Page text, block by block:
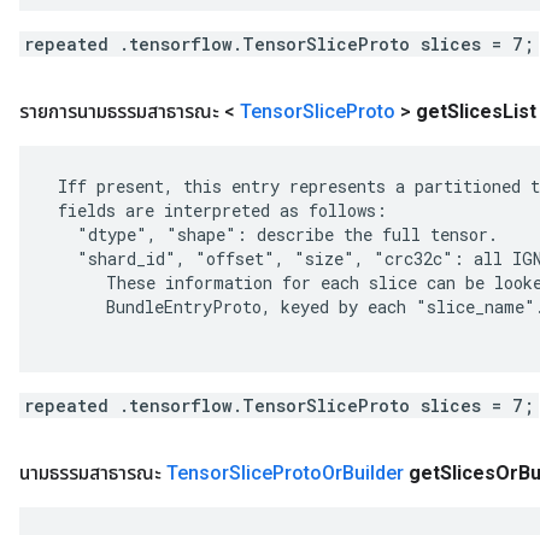
repeated .tensorflow.TensorSliceProto slices = 7;
รายการนามธรรมสาธารณะ < TensorSliceProto > getSlicesList
Iff present, this entry represents a partitioned
fields are interpreted as follows:
   "dtype", "shape": describe the full tensor.
"shard_id", "offset", "size", "crc32c": all
These information for each slice can be
BundleEntryProto, keyed by each
repeated .tensorflow.TensorSliceProto slices = 7;
นามธรรมสาธารณะ TensorSliceProtoOrBuilder getSlicesOr